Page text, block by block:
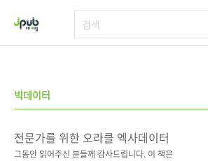
빅데이터
전문가를 위한 오라클 엑사데이터
그동안 읽어주신 분들께 감사드립니다. 이 책은